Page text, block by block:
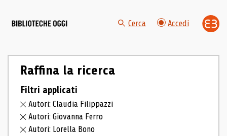
Cerca Accedi
Raffina la ricerca
Filtri applicati
Autori: Claudia Filippazzi
Autori: Giovanna Ferro
Autori: Lorella Bono